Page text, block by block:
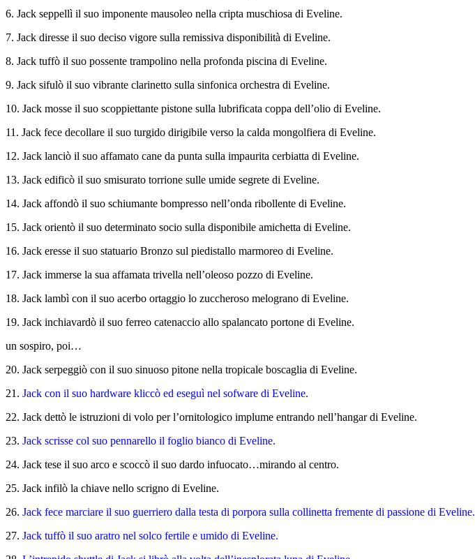
6. Jack seppellì il suo imponente mausoleo nella cripta muschiosa di Eveline.
7. Jack diresse il suo deciso vigore sulla remissiva disponibilità di Eveline.
8. Jack tuffò il suo possente trampolino nella profonda piscina di Eveline.
9. Jack sifulò il suo vibrante clarinetto sulla sinfonica orchestra di Eveline.
10. Jack mosse il suo scoppiettante pistone sulla lubrificata coppa dell’olio di Eveline.
11. Jack fece decollare il suo turgido dirigibile verso la calda mongolfiera di Eveline.
12. Jack lanciò il suo affamato cane da punta sulla impaurita cerbiatta di Eveline.
13. Jack edificò il suo smisurato torrione sulle umide segrete di Eveline.
14. Jack affondò il suo schiumante bompresso nell’onda ribollente di Eveline.
15. Jack orientò il suo determinato socio sulla disponibile amichetta di Eveline.
16. Jack eresse il suo statuario Bronzo sul piedistallo marmoreo di Eveline.
17. Jack immerse la sua affamata trivella nell’oleoso pozzo di Eveline.
18. Jack lambì con il suo acerbo ortaggio lo zuccheroso melograno di Eveline.
19. Jack inchiavardò il suo ferreo catenaccio allo spalancato portone di Eveline.
un sospiro, poi…
20. Jack serpeggiò con il suo sinuoso pitone nella tropicale boscaglia di Eveline.
21. Jack con il suo hardware kliccò ed eseguì nel sofware di Eveline.
22. Jack dettò le istruzioni di volo per l’ornitologico implume entrando nell’hangar di Eveline.
23. Jack scrisse col suo pennarello il foglio bianco di Eveline.
24. Jack tese il suo arco e scoccò il suo dardo infuocato…mirando al centro.
25. Jack infilò la chiave nello scrigno di Eveline.
26. Jack fece marciare il suo guerriero dalla testa di porpora sulla collinetta fremente di passione di Eveline.
27. Jack tuffò il suo aratro nel solco fertile e umido di Eveline.